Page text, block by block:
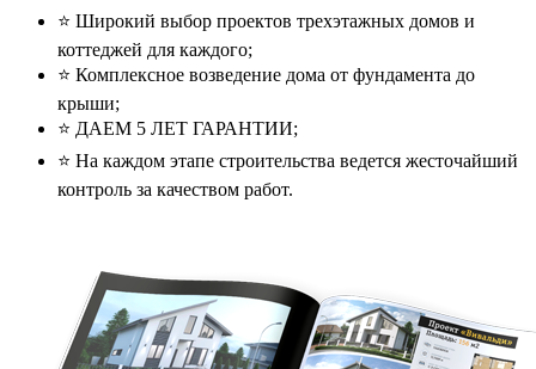
⭐️ Широкий выбор проектов трехэтажных домов и
коттеджей для каждого;
⭐️ Комплексное возведение дома от фундамента до
крыши;
⭐️ ДАЕМ 5 ЛЕТ ГАРАНТИИ;
⭐️ На каждом этапе строительства ведется жесточайший
контроль за качеством работ.